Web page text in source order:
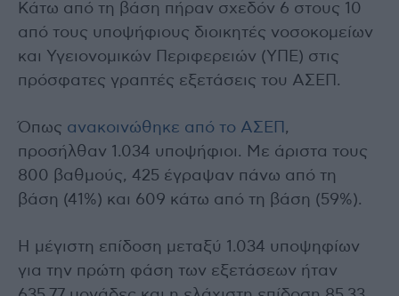
Κάτω από τη βάση πήραν σχεδόν 6 στους 10
από τους υποψήφιους διοικητές νοσοκομείων
και Υγειονομικών Περιφερειών (ΥΠΕ) στις
πρόσφατες γραπτές εξετάσεις του ΑΣΕΠ.
Όπως ανακοινώθηκε από το ΑΣΕΠ ,
προσήλθαν 1.034 υποψήφιοι. Με άριστα τους
800 βαθμούς, 425 έγραψαν πάνω από τη
βάση (41%) και 609 κάτω από τη βάση (59%).
Η μέγιστη επίδοση μεταξύ 1.034 υποψηφίων
για την πρώτη φάση των εξετάσεων ήταν